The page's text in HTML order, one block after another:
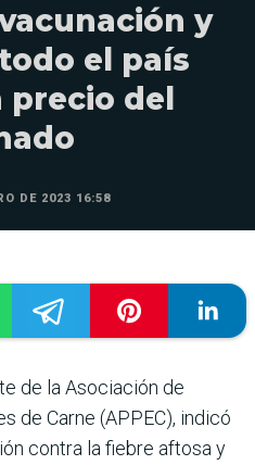
y
el país
precio del
DE 2023 16:58
de la Asociación de
de Carne (APPEC), indicó
contra la fiebre aftosa y